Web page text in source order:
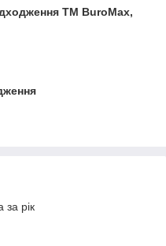
ТМ BuroMax,
за рік